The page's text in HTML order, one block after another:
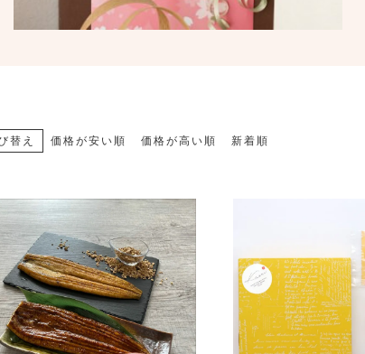
替え 価格が安い順 価格が高い順 新着順